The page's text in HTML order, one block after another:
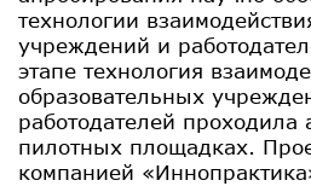
технологии
учреждений и
этапе технология
образовательных
работодателей
пилотных площадках.
компанией